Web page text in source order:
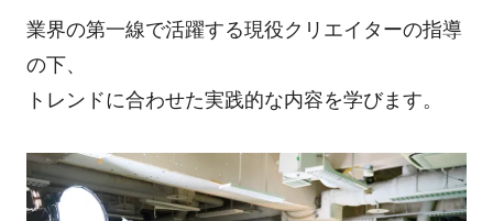
業界の第一線で活躍する現役クリエイターの指導
の下、
トレンドに合わせた実践的な内容を学びます。